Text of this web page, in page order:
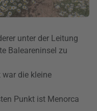
unter der Leitung
Baleareninsel zu
die kleine
Punkt ist Menorca